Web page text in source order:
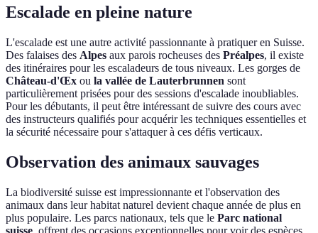
Escalade en pleine nature
L'escalade est une autre activité passionnante à pratiquer en Suisse.
Des falaises des Alpes aux parois rocheuses des Préalpes, il existe
des itinéraires pour les escaladeurs de tous niveaux. Les gorges de
Château-d'Œx ou la vallée de Lauterbrunnen sont
particulièrement prisées pour des sessions d'escalade inoubliables.
Pour les débutants, il peut être intéressant de suivre des cours avec
des instructeurs qualifiés pour acquérir les techniques essentielles et
la sécurité nécessaire pour s'attaquer à ces défis verticaux.
Observation des animaux sauvages
La biodiversité suisse est impressionnante et l'observation des
animaux dans leur habitat naturel devient chaque année de plus en
plus populaire. Les parcs nationaux, tels que le Parc national
suisse, offrent des occasions exceptionnelles pour voir des espèces